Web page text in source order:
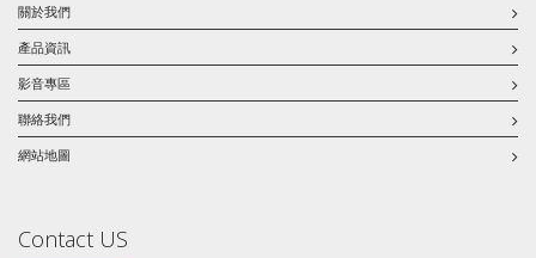
關於我們
產品資訊
影音專區
聯絡我們
網站地圖
Contact US